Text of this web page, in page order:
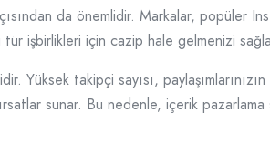
da önemlidir. Markalar, popüler
işbirlikleri için cazip hale gelmenizi
Yüksek takipçi sayısı,
sunar. Bu nedenle, içerik